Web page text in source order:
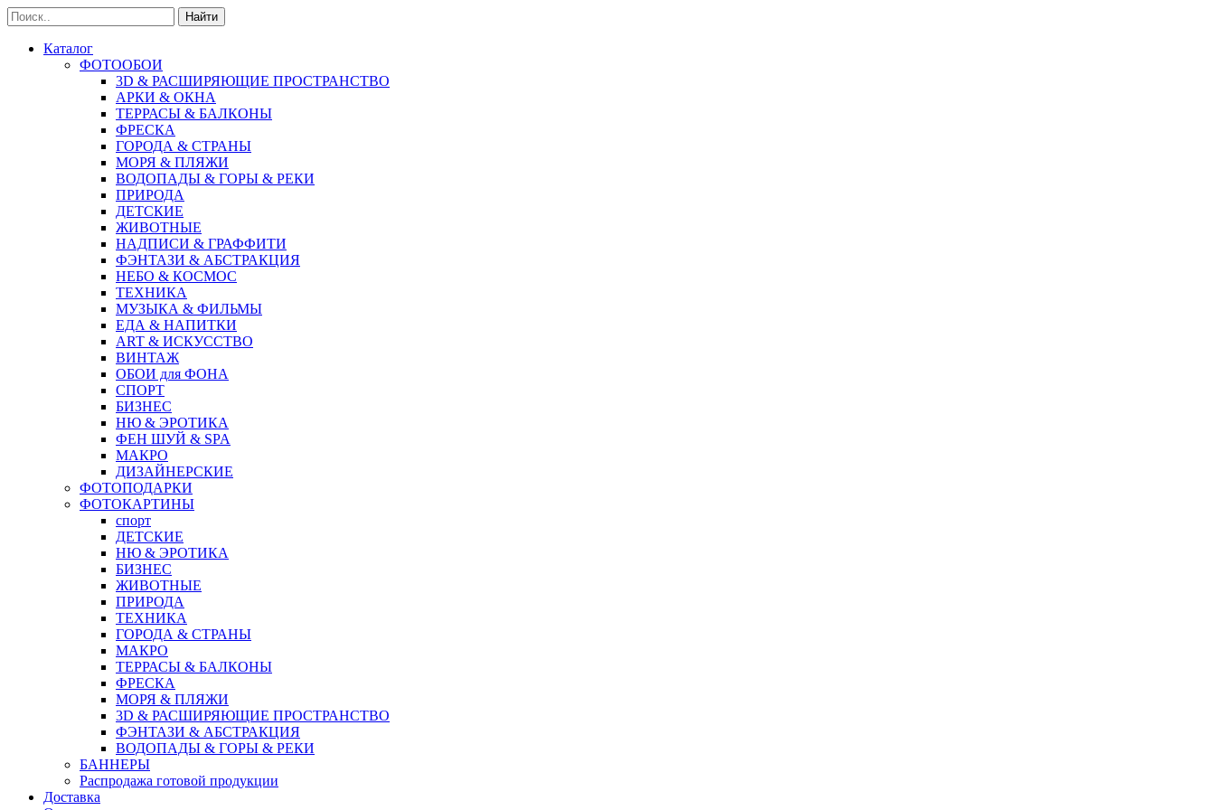
Найти
Каталог
ФОТООБОИ
3D & РАСШИРЯЮЩИЕ ПРОСТРАНСТВО
АРКИ & ОКНА
ТЕРРАСЫ & БАЛКОНЫ
ФРЕСКА
ГОРОДА & СТРАНЫ
МОРЯ & ПЛЯЖИ
ВОДОПАДЫ & ГОРЫ & РЕКИ
ПРИРОДА
ДЕТСКИЕ
ЖИВОТНЫЕ
НАДПИСИ & ГРАФФИТИ
ФЭНТАЗИ & АБСТРАКЦИЯ
НЕБО & КОСМОС
ТЕХНИКА
МУЗЫКА & ФИЛЬМЫ
ЕДА & НАПИТКИ
ART & ИСКУССТВО
ВИНТАЖ
ОБОИ для ФОНА
СПОРТ
БИЗНЕС
НЮ & ЭРОТИКА
ФЕН ШУЙ & SPA
МАКРО
ДИЗАЙНЕРСКИЕ
ФОТОПОДАРКИ
ФОТОКАРТИНЫ
спорт
ДЕТСКИЕ
НЮ & ЭРОТИКА
БИЗНЕС
ЖИВОТНЫЕ
ПРИРОДА
ТЕХНИКА
ГОРОДА & СТРАНЫ
МАКРО
ТЕРРАСЫ & БАЛКОНЫ
ФРЕСКА
МОРЯ & ПЛЯЖИ
3D & РАСШИРЯЮЩИЕ ПРОСТРАНСТВО
ФЭНТАЗИ & АБСТРАКЦИЯ
ВОДОПАДЫ & ГОРЫ & РЕКИ
БАННЕРЫ
Распродажа готовой продукции
Доставка